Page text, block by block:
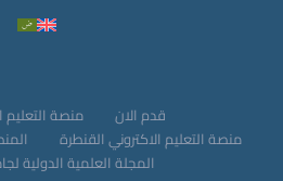
قدم الان
منصة التعليم
منصة التعليم الاكتروني القنطرة
المجلة العلمية الدولية